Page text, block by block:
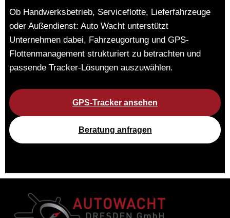
Ob Handwerksbetrieb, Serviceflotte, Lieferfahrzeuge
oder Außendienst: Auto Wacht unterstützt
Unternehmen dabei, Fahrzeugortung und GPS-
Flottenmanagement strukturiert zu betrachten und
passende Tracker-Lösungen auszuwählen.
GPS-Tracker ansehen
Beratung anfragen